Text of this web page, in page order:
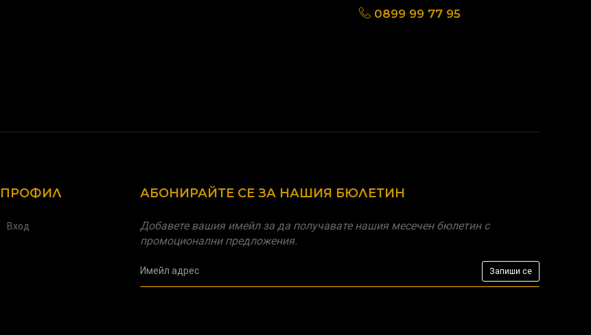
0899 99 77 95
ПРОФИЛ
Вход
АБОНИРАЙТЕ СЕ ЗА НАШИЯ БЮЛЕТИН
Добавете вашия имейл за да получавате нашия месечен бюлетин с
промоционални предложения.